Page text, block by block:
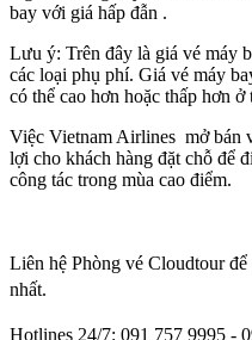
bay với giá hấp đẫn .
Lưu ý: Trên đây là giá vé máy
các loại phụ phí. Giá vé máy
có thể cao hơn hoặc thấp hơn
Việc Vietnam Airlines mở bán
lợi cho khách hàng đặt chỗ để
công tác trong mùa cao điểm.
Liên hệ Phòng vé Cloudtour
nhất.
Hotlines 24/7: 091 757 9995 -